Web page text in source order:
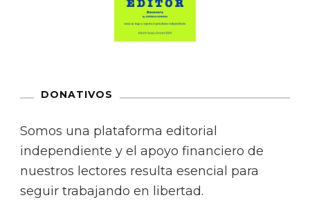
DONATIVOS
Somos una plataforma editorial
independiente y el apoyo financiero de
nuestros lectores resulta esencial para
seguir trabajando en libertad.